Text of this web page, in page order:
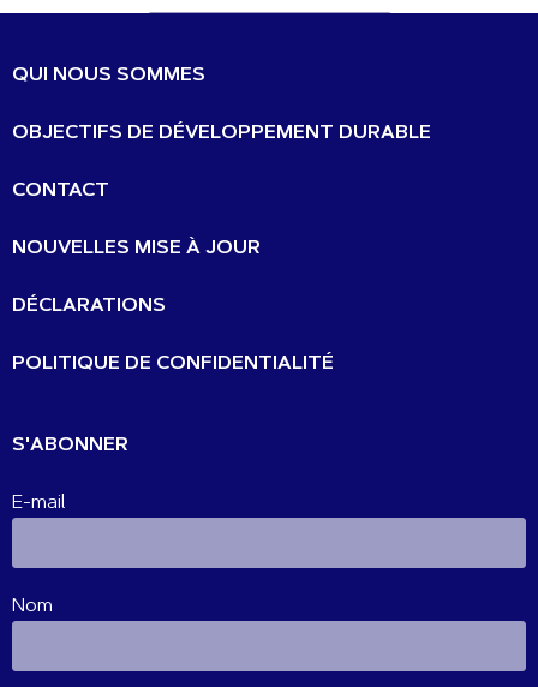
QUI NOUS SOMMES
OBJECTIFS DE DÉVELOPPEMENT DURABLE
CONTACT
NOUVELLES MISE À JOUR
DÉCLARATIONS
POLITIQUE DE CONFIDENTIALITÉ
S'ABONNER
E-mail
Nom